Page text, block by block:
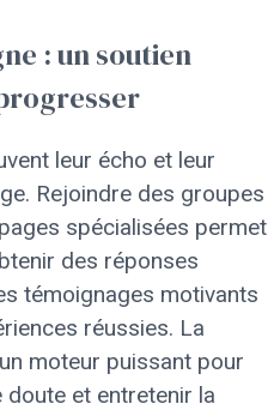
: un soutien
leur écho et leur
Rejoindre des groupes
spécialisées permet
des réponses
témoignages motivants
réussies. La
moteur puissant pour
et entretenir la